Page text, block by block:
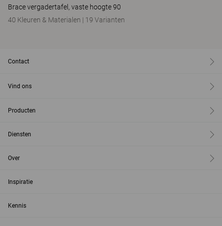
Brace vergadertafel, vaste hoogte 90
40 Kleuren & Materialen | 19 Varianten
Contact
Vind ons
Producten
Diensten
Over
Inspiratie
Kennis